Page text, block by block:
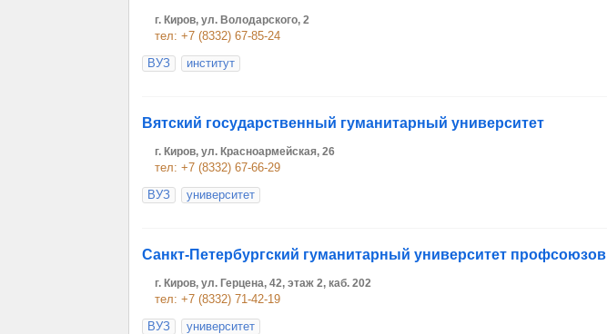
г. Киров, ул. Володарского, 2
тел: +7 (8332) 67-85-24
ВУЗ
институт
Вятский государственный гуманитарный университет
г. Киров, ул. Красноармейская, 26
тел: +7 (8332) 67-66-29
ВУЗ
университет
Санкт-Петербургский гуманитарный университет профсоюзов
г. Киров, ул. Герцена, 42, этаж 2, каб. 202
тел: +7 (8332) 71-42-19
ВУЗ
университет